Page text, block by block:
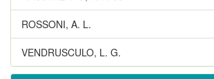
ROSSONI, A. L.
VENDRUSCULO, L. G.